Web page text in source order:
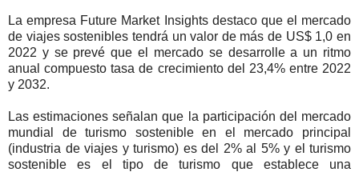
La empresa Future Market Insights destaco que el mercado
de viajes sostenibles tendrá un valor de más de US$ 1,0 en
2022 y se prevé que el mercado se desarrolle a un ritmo
anual compuesto tasa de crecimiento del 23,4% entre 2022
y 2032.
Las estimaciones señalan que la participación del mercado
mundial de turismo sostenible en el mercado principal
(industria de viajes y turismo) es del 2% al 5% y el turismo
sostenible es el tipo de turismo que establece una